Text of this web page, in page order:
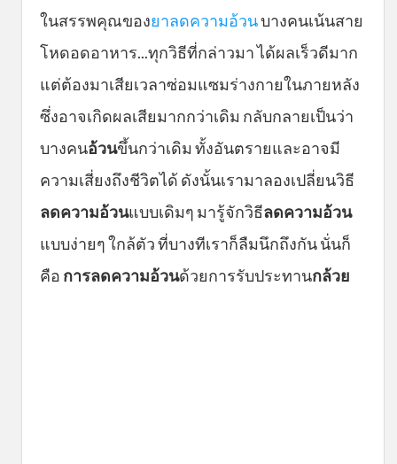
ในสรรพคุณของยาลดความอ้วนบางคนเน้นสาย
โหดอดอาหาร...ทุกวิธีที่กล่าวมา ได้ผลเร็วดีมาก
แต่ต้องมาเสียเวลาซ่อมแซมร่างกายในภายหลัง
ซึ่งอาจเกิดผลเสียมากกว่าเดิม กลับกลายเป็นว่า
บางคนอ้วนขึ้นกว่าเดิม ทั้งอันตรายและอาจมี
ความเสี่ยงถึงชีวิตได้ ดังนั้นเรามาลองเปลี่ยนวิธี
ลดความอ้วนแบบเดิมๆ มารู้จักวิธีลดความอ้วน
แบบง่ายๆ ใกล้ตัว ที่บางทีเราก็ลืมนึกถึงกัน นั่นก็
คือ การลดความอ้วนด้วยการรับประทานกล้วย